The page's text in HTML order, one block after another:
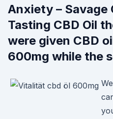
Anxiety – Savage
Tasting CBD Oil
were given CBD
600mg while the